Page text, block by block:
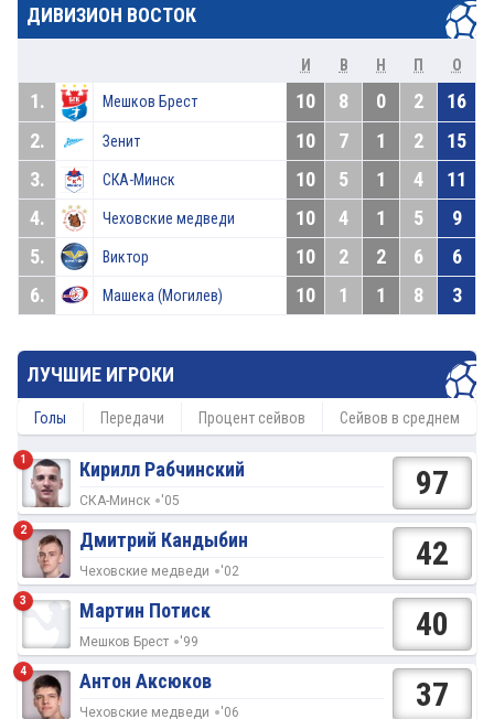
ДИВИЗИОН ВОСТОК
И В Н П О
1. Мешков Брест 10 8 0 2
16
2.
Зенит 10 7 1 2
15
3.
СКА-Минск 10 5 1 4
11
4.
Чеховские медведи 10 4 1 5
9
5.
Виктор 10 2 2 6
6
6.
Машека (Могилев) 10 1 1 8 3
ЛУЧШИЕ ИГРОКИ
Голы Передачи Процент сейвов Сейвов в среднем
1 Кирилл Рабчинский
СКА-Минск '05 97
2 Дмитрий Кандыбин
Чеховские медведи '02 42
3 Мартин Потиск
Мешков Брест '99 40
4 Антон Аксюков
Чеховские медведи '06 37